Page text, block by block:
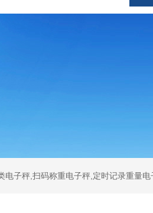
电子秤,扫码称重电子秤,定时记录重量电